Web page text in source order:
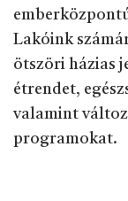
Lakóink
ötszöri házias
étrendet,
valamint
programokat.